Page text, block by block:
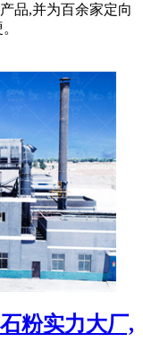
品,并为百余家定向
粉实力大厂,